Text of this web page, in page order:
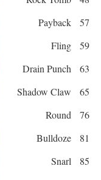
57
Payback
59
Fling
63
Drain Punch
65
Shadow Claw
76
Round
81
Bulldoze
85
Snarl